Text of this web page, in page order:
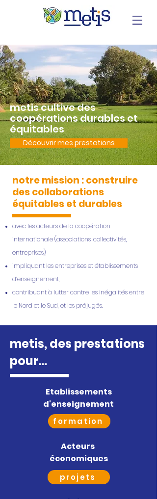
metis cultive des
coopérations durables et
équitables
Découvrir mes prestations
notre mission : construire
des collaborations
équitables et durables
avec les acteurs de la coopération
internationale (associations, collectivités,
entreprises),
impliquant les entreprises et établissements
d’enseignement,
contribuant à lutter contre les inégalités entre
le Nord et le Sud, et les préjugés.
metis, des prestations
pour...
Etablissements
d'enseignement
formation
Acteurs
économiques
projets